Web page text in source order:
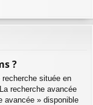
?
située en
recherche avancée
avancée » disponible